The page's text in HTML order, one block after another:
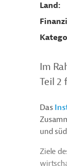
Land
Im
Teil 2
Das
und
Ziele